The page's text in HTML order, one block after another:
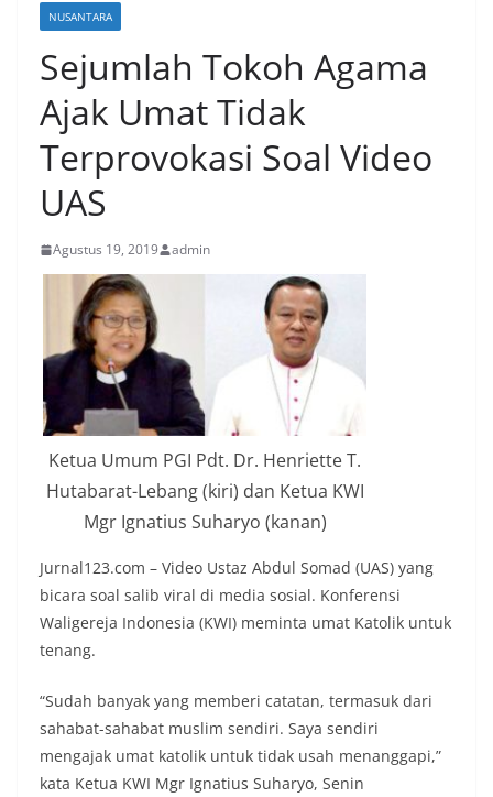
NUSANTARA
Sejumlah Tokoh Agama
Ajak Umat Tidak
Terprovokasi Soal Video
UAS
Agustus 19, 2019 admin
Ketua Umum PGI Pdt. Dr. Henriette T.
Hutabarat-Lebang (kiri) dan Ketua KWI
Mgr Ignatius Suharyo (kanan)
Jurnal123.com – Video Ustaz Abdul Somad (UAS) yang
bicara soal salib viral di media sosial. Konferensi
Waligereja Indonesia (KWI) meminta umat Katolik untuk
tenang.
“Sudah banyak yang memberi catatan, termasuk dari
sahabat-sahabat muslim sendiri. Saya sendiri
mengajak umat katolik untuk tidak usah menanggapi,”
kata Ketua KWI Mgr Ignatius Suharyo, Senin